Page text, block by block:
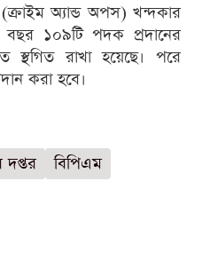
অ্যান্ড অপস) খন্দকার
১০৯টি পদক প্রদানের
স্থগিত রাখা হয়েছে। পরে
করা হবে।
বিপিএম